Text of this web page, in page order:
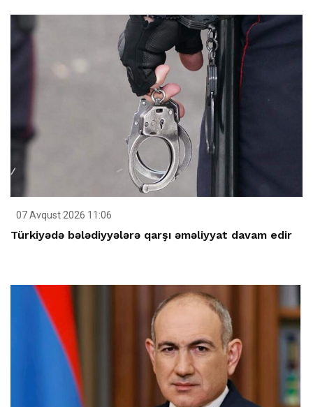
07 Avqust 2026 11:06
Türkiyədə bələdiyyələrə qarşı əməliyyat davam edir